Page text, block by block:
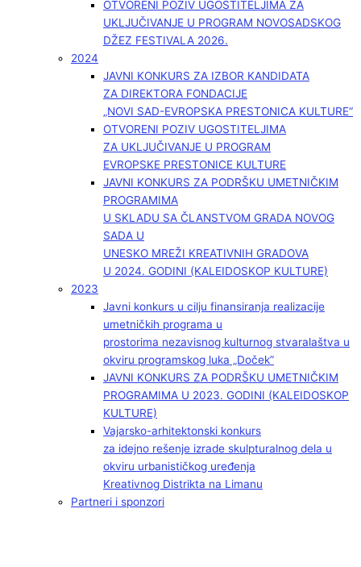
OTVORENI POZIV UGOSTITELJIMA ZA
UKLJUČIVANJE U PROGRAM NOVOSADSKOG
DŽEZ FESTIVALA 2026.
2024
JAVNI KONKURS ZA IZBOR KANDIDATA
ZA DIREKTORA FONDACIJE
„NOVI SAD-EVROPSKA PRESTONICA KULTURE“
OTVORENI POZIV UGOSTITELJIMA
ZA UKLJUČIVANJE U PROGRAM
EVROPSKE PRESTONICE KULTURE
JAVNI KONKURS ZA PODRŠKU UMETNIČKIM
PROGRAMIMA
U SKLADU SA ČLANSTVOM GRADA NOVOG
SADA U
UNESKO MREŽI KREATIVNIH GRADOVA
U 2024. GODINI (KALEIDOSKOP KULTURE)
2023
Javni konkurs u cilju finansiranja realizacije
umetničkih programa u
prostorima nezavisnog kulturnog stvaralaštva u
okviru programskog luka „Doček”
JAVNI KONKURS ZA PODRŠKU UMETNIČKIM
PROGRAMIMA U 2023. GODINI (KALEIDOSKOP
KULTURE)
Vajarsko-arhitektonski konkurs
za idejno rešenje izrade skulpturalnog dela u
okviru urbanističkog uređenja
Kreativnog Distrikta na Limanu
Partneri i sponzori